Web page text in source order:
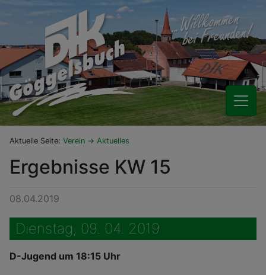
Aktuelle Seite: Verein Aktuelles
Ergebnisse KW 15
08.04.2019
Dienstag, 09. 04. 2019
D-Jugend um 18:15 Uhr